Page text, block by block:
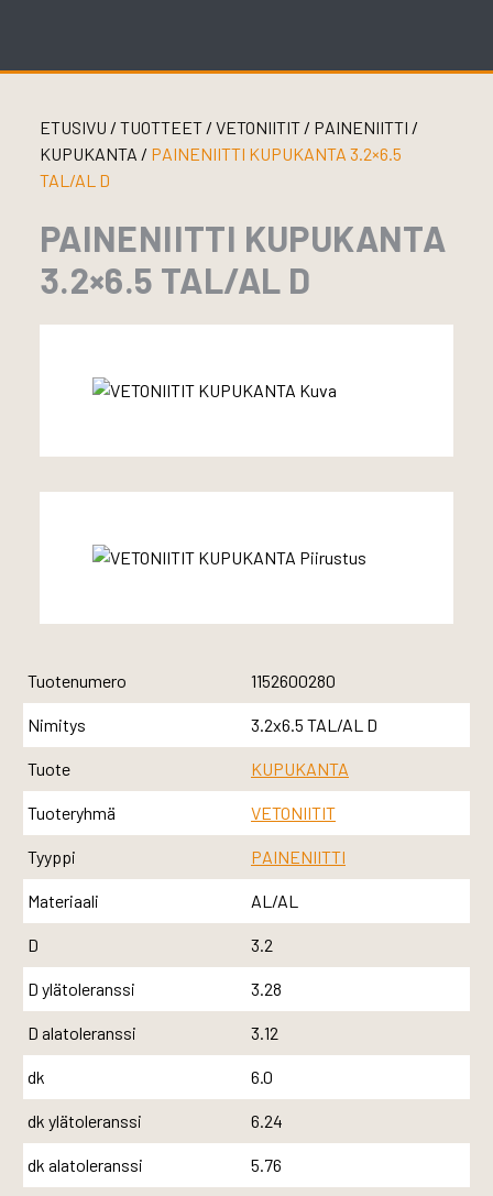
ETUSIVU / TUOTTEET/ VETONIITIT / PAINENIITTI /
KUPUKANTA / PAINENIITTI KUPUKANTA 3.2×6.5
TAL/AL D
PAINENIITTI KUPUKANTA
3.2×6.5 TAL/AL D
Tuotenumero 1152600280
Nimitys 3.2x6.5 TAL/AL D
Tuote KUPUKANTA
Tuoteryhmä VETONIITIT
Tyyppi PAINENIITTI
Materiaali AL/AL
D 3.2
D ylätoleranssi 3.28
D alatoleranssi 3.12
dk 6.0
dk ylätoleranssi 6.24
dk alatoleranssi 5.76